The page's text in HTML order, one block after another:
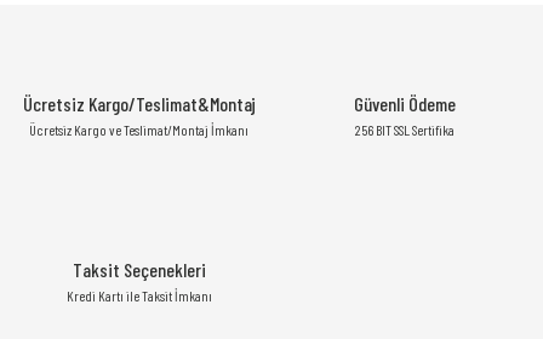
Ücretsiz Kargo/Teslimat&Montaj
Ücretsiz Kargo ve Teslimat/Montaj İmkanı
Güvenli Ödeme
256 BIT SSL Sertifika
Taksit Seçenekleri
Kredi Kartı ile Taksit İmkanı